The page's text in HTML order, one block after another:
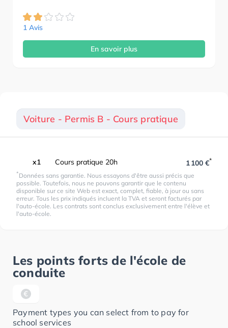
1 Avis
En savoir plus
Voiture - Permis B - Cours pratique
x1 Cours pratique 20h 1 100 €*
*Données sans garantie. Nous essayons d'être aussi précis que
possible. Toutefois, nous ne pouvons garantir que le contenu
disponible sur ce site Web est exact, complet, fiable, à jour ou sans
erreur. Tous les prix indiqués incluent la TVA et seront facturés par
l'auto-école. Les contrats sont conclus exclusivement entre l'élève et
l'auto-école.
Les points forts de l'école de
conduite
Payment types you can select from to pay for
school services